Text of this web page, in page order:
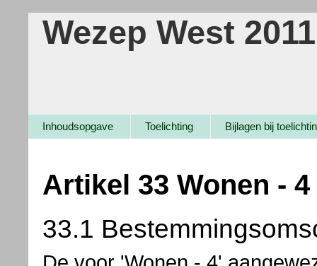
Wezep West 2011
Inhoudsopgave Toelichting Bijlagen bij
Artikel 33 Wonen - 4
33.1